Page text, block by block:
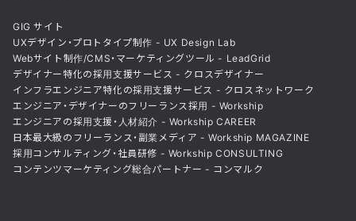
GIG サイト
UXデザイン・プロトタイプ制作 - UX Design Lab
Webサイト制作/CMS・マーケティングツール - LeadGrid
デザイナー特化の採用支援サービス - クロスデザイナー
インフラエンジニア特化の採用支援サービス - クロスネットワーク
エンジニア・デザイナーのフリーランス採用 - Workship
エンジニアの採用支援・人材紹介 - Workship CAREER
日本最大級のフリーランス・副業メディア - Workship MAGAZINE
採用コンサルティング・社員研修 - Workship CONSULTING
コンテンツマーケティング総合パートナー - コンマルク